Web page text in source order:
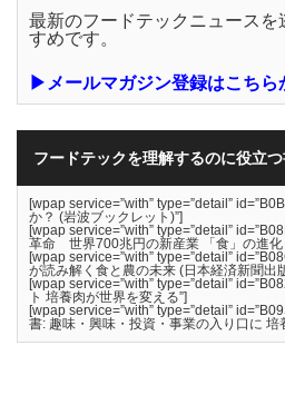
最新のフードテックニュースを
すめです。
▶メールマガジン登録はこちら
フードテックを理解するのに役立
[wpap service=”with” type=”detail”
か？ (岩波ブックレット)”]
[wpap service=”with” type=”detail”
革命 世界700兆円の新産業 「食」の進化
[wpap service=”with” type=”detail”
が読み解く食と農の未来 (日本経済新聞出
[wpap service=”with” type=”detail”
ト 培養肉が世界を変える”]
[wpap service=”with” type=”detail”
書: 趣味・興味・投資・事業の入り口に 培